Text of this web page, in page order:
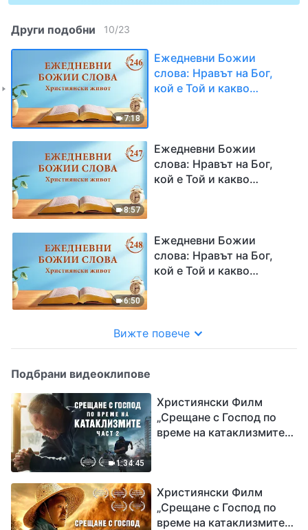
Други подобни 10/23
7:18
Ежедневни Божии
слова: Нравът на Бог,
кой е Той и какво
8:57
Ежедневни Божии
слова: Нравът на Бог,
кой е Той и какво
6:50
Ежедневни Божии
слова: Нравът на Бог,
кой е Той и какво
Вижте повече
Подбрани видеоклипове
1:34:45
Християнски Филм
„Срещане с Господ по
време на катаклизмите“
Християнски Филм
„Срещане с Господ по
време на катаклизмите“